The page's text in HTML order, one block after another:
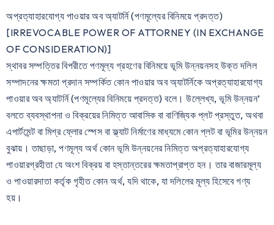
অপ্রত্যাহারযোগ্য পাওয়ার অব অ্যাটর্নি (পণমূল্যের বিনিময়ে প্রদত্ত)
[IRREVOCABLE POWER OF ATTORNEY (IN EXCHANGE
OF CONSIDERATION)]
স্থাবর সম্পত্তির বিপরীতে পণমূল্য গ্রহণের বিনিময়ে ভূমি উন্নয়নসহ উক্ত দলিল
সম্পাদনের ক্ষমতা প্রদান সম্পর্কিত কোন পাওয়ার অব অ্যাটর্নিকে অপ্রত্যাহারযোগ্য
পাওয়ার অব অ্যাটর্নি (পণমূল্যের বিনিময়ে প্রদত্ত) বলে। উল্লেখ্য, ভূমি উন্নয়ন’
বলতে ব্যবস্থাপনা ও বিক্রয়ের নিমিত্ত আবাসিক বা বাণিজ্যিক প্লট প্রস্তুত, অথবা
এপার্টমেন্ট বা মিশ্র ফ্লোর স্পেস বা ফ্ল্যাট নির্মাণের মাধ্যমে কোন প্লট বা ভূমির উন্নয়ন
বুঝায়। তাছাড়া, পণমূল্য অর্থ কোন ভূমি উন্নয়নের নিমিত্ত অপ্রত্যাহারযোগ্য
পাওয়ারগ্রহীতা যে অংশ বিক্রয় বা হস্তান্তরের ক্ষমতাপ্রাপ্ত হন। তার বাজারমূল্য
ও পাওয়ারদাতা কর্তৃক গৃহীত কোন অর্থ, যদি থাকে, যা দলিলের মূল্য হিসেবে গণ্য
হয়।